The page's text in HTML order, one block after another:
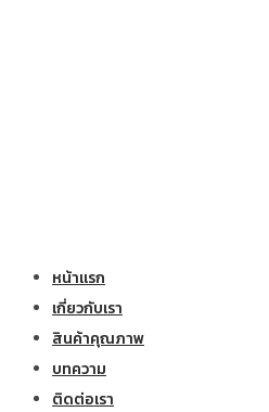
หน้าแรก
เกี่ยวกับเรา
สินค้าคุณภาพ
บทความ
ติดต่อเรา